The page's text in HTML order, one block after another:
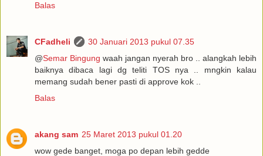
Balas
CFadheli
30 Januari 2013 pukul 07.35
@Semar Bingung waah jangan nyerah bro .. alangkah lebih
baiknya dibaca lagi dg teliti TOS nya .. mngkin kalau
memang sudah bener pasti di approve kok ..
Balas
akang sam 25 Maret 2013 pukul 01.20
wow gede banget, moga po depan lebih gedde